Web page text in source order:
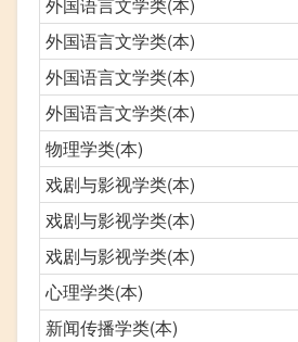
外国语言文学类(本)
外国语言文学类(本)
外国语言文学类(本)
外国语言文学类(本)
物理学类(本)
戏剧与影视学类(本)
戏剧与影视学类(本)
戏剧与影视学类(本)
心理学类(本)
新闻传播学类(本)